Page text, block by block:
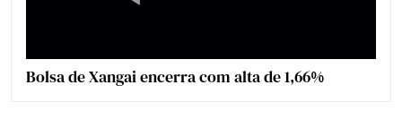
Bolsa de Xangai encerra com alta de 1,66%